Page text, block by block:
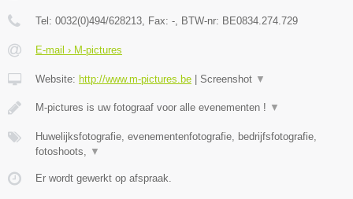
Tel: 0032(0)494/628213, Fax: -, BTW-nr: BE0834.274.729
E-mail › M-pictures
Website: http://www.m-pictures.be Screenshot ▼
M-pictures is uw fotograaf voor alle evenementen ! ▼
Huwelijksfotografie, evenementenfotografie, bedrijfsfotografie,
fotoshoots, ▼
Er wordt gewerkt op afspraak.